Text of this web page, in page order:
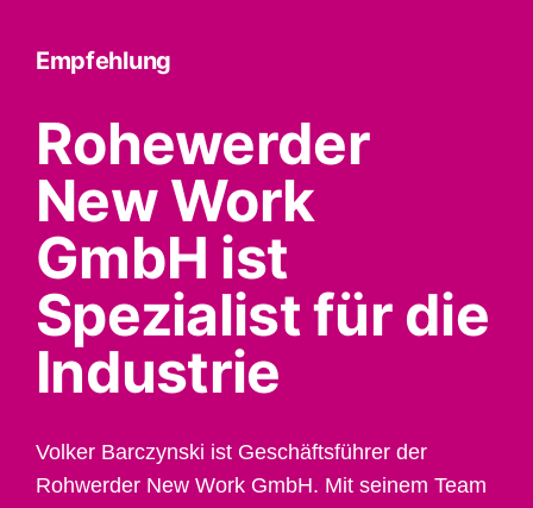
Empfehlung
Rohewerder
New Work
GmbH ist
Spezialist für die
Industrie
Volker Barczynski ist Geschäftsführer der
Rohwerder New Work GmbH. Mit seinem Team